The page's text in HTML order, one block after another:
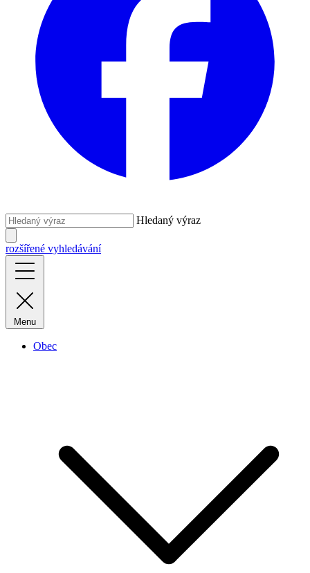
Hledaný výraz
rozšířené vyhledávání
Menu
Obec